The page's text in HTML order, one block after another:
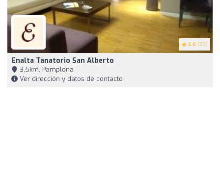
3.6 (83)
Enalta Tanatorio San Alberto
3,5km, Pamplona
Ver dirección y datos de contacto